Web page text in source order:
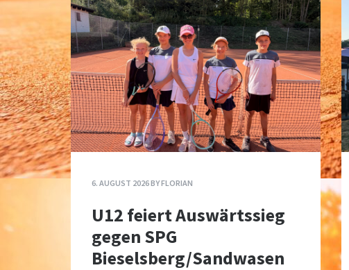
6. AUGUST 2026BYFLORIAN
U12 feiert Auswärtssieg
gegen SPG
Bieselsberg/Sandwasen